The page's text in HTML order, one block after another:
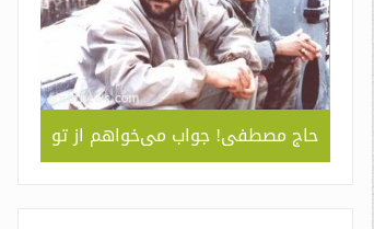
حاج مصطفی! جواب می‌خواهم از تو